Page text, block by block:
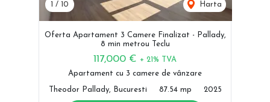
1 / 10 Harta
Oferta Apartament 3 Camere Finalizat - Pallady,
8 min metrou Teclu
117,000 € + 21% TVA
Apartament cu 3 camere de vânzare
Theodor Pallady, Bucuresti 87.54 mp 2025